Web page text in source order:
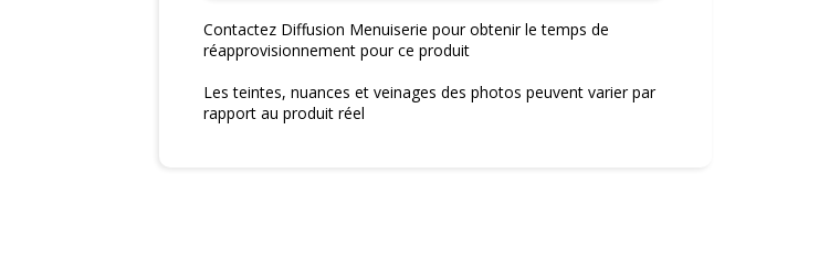
Contactez Diffusion Menuiserie pour obtenir le temps de
réapprovisionnement pour ce produit
Les teintes, nuances et veinages des photos peuvent varier par
rapport au produit réel